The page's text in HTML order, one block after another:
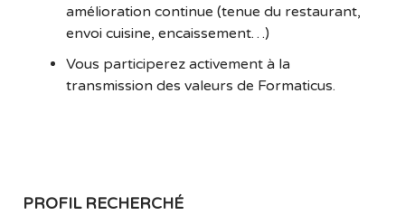
amélioration continue (tenue du restaurant,
envoi cuisine, encaissement…)
Vous participerez activement à la
transmission des valeurs de Formaticus.
PROFIL RECHERCHÉ